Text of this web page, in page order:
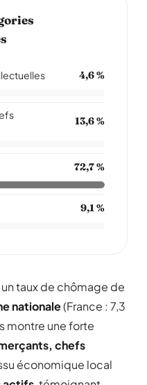
4,6 %
13,6 %
72,7 %
9,1 %
taux de chômage de
nationale(France : 7,3
montre une forte
chefs
économique local